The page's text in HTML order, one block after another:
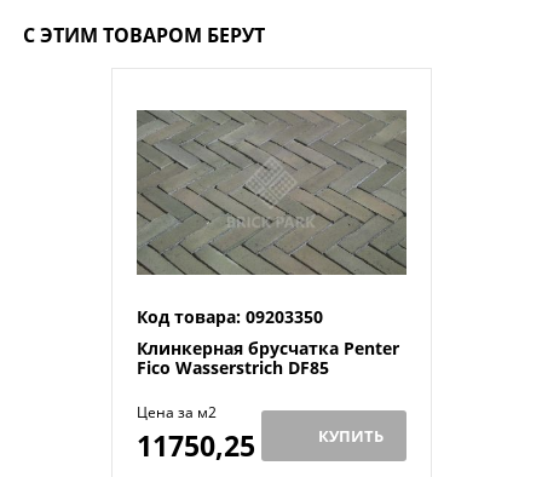
С ЭТИМ ТОВАРОМ БЕРУТ
Код товара: 09203350
Клинкерная брусчатка Penter
Fico Wasserstrich DF85
Цена за м2
11750,25 КУПИТЬ